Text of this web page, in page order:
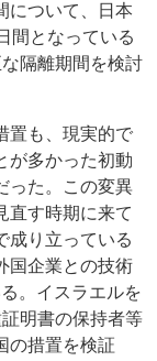
について、日本
間となっている
隔離期間を検討
置も、現実的で
が多かった初動
った。この変異
直す時期に来て
成り立っている
国企業との技術
。イスラエルを
明書の保持者等
の措置を検証